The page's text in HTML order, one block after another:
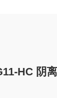
HC 阴